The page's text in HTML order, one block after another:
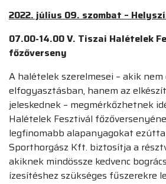
2022. július 09. szombat –
07.00-14.00V. Tiszai Halételek
főzőverseny
A halételek szerelmesei – akik nem
elfogyasztásban, hanem az
jeleskednek – megmérkőzhetnek
Halételek Fesztivál
legfinomabb alapanyagokat
Sporthorgász Kft. biztosítja a
akiknek mindössze kedvenc
ízesítéshez szükséges fűszerekre